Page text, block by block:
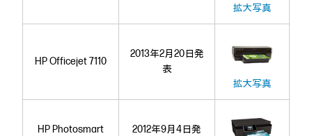
拡大写真
HP Officejet 7110
2013年2月20日発
表
拡大写真
HP Photosmart
2012年9月4日発